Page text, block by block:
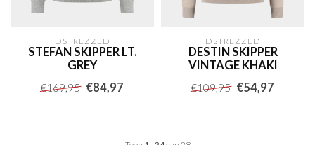
DSTREZZED
STEFAN SKIPPER LT.
GREY
€169,95 €84,97
DSTREZZED
DESTIN SKIPPER
VINTAGE KHAKI
€109,95 €54,97